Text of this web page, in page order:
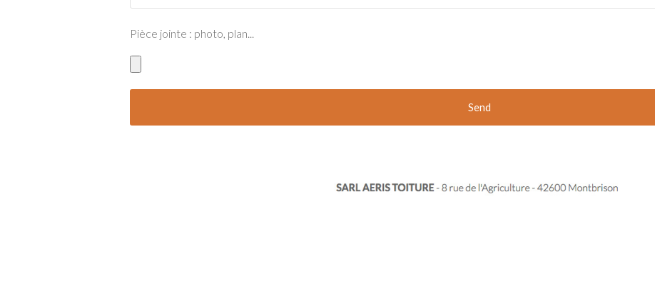
Pièce jointe : photo, plan...